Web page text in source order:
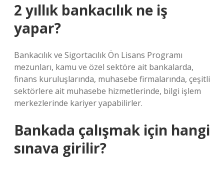
2 yıllık bankacılık ne iş
yapar?
Bankacılık ve Sigortacılık Ön Lisans Programı
mezunları, kamu ve özel sektöre ait bankalarda,
finans kuruluşlarında, muhasebe firmalarında, çeşitli
sektörlere ait muhasebe hizmetlerinde, bilgi işlem
merkezlerinde kariyer yapabilirler.
Bankada çalışmak için hangi
sınava girilir?